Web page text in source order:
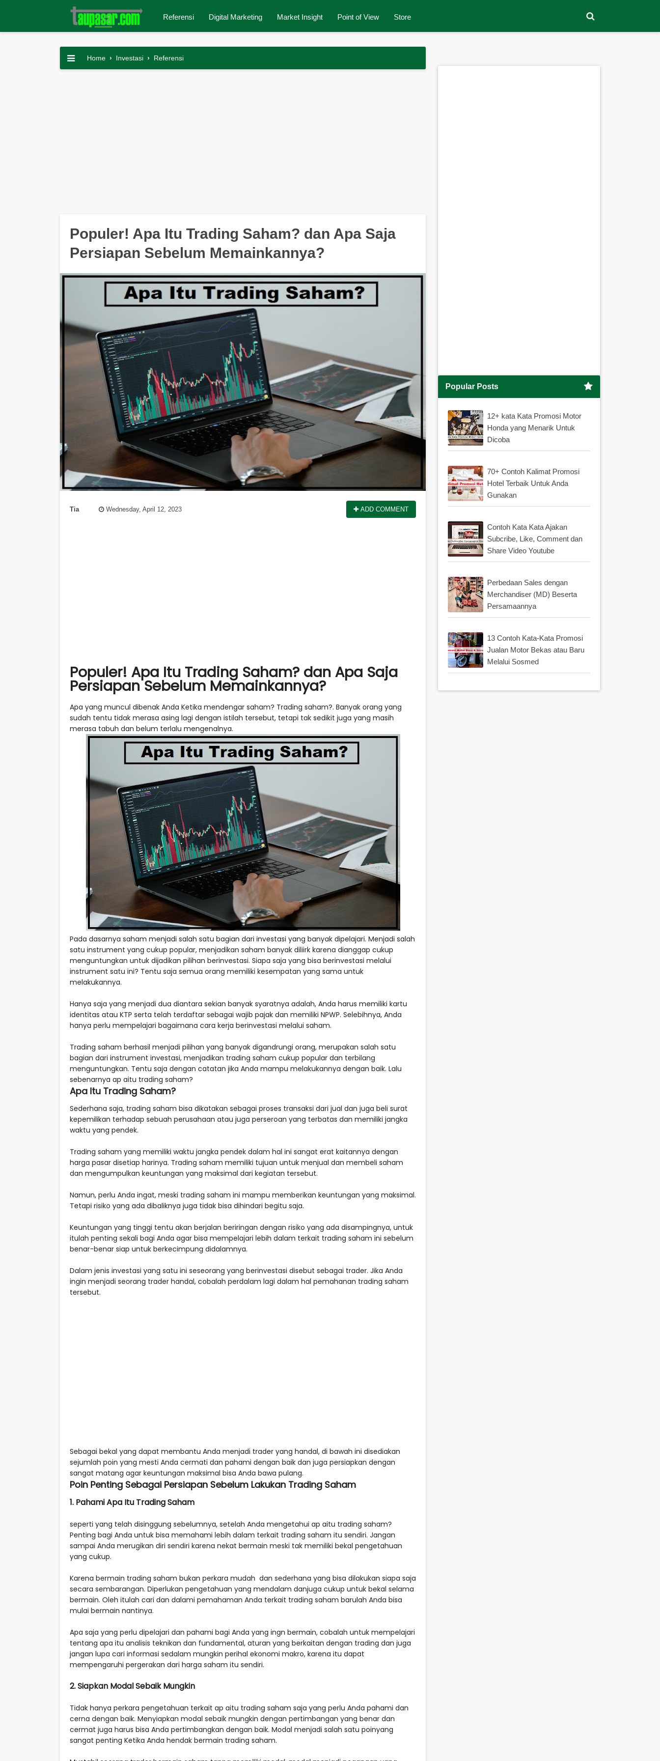
Referensi Digital Marketing Market Insight Point of View Store
Home › Investasi › Referensi
Populer! Apa Itu Trading Saham? dan Apa Saja
Persiapan Sebelum Memainkannya?
Tia Wednesday, April 12, 2023 ADD COMMENT
Populer! Apa Itu Trading Saham? dan Apa Saja
Persiapan Sebelum Memainkannya?
Apa yang muncul dibenak Anda Ketika mendengar saham? Trading saham?. Banyak orang yang
sudah tentu tidak merasa asing lagi dengan istilah tersebut, tetapi tak sedikit juga yang masih
merasa tabuh dan belum terlalu mengenalnya.
Pada dasarnya saham menjadi salah satu bagian dari investasi yang banyak dipelajari. Menjadi salah
satu instrument yang cukup popular, menjadikan saham banyak diliirk karena dianggap cukup
menguntungkan untuk dijadikan pilihan berinvestasi. Siapa saja yang bisa berinvestasi melalui
instrument satu ini? Tentu saja semua orang memiliki kesempatan yang sama untuk
melakukannya.
Hanya saja yang menjadi dua diantara sekian banyak syaratnya adalah, Anda harus memiliki kartu
identitas atau KTP serta telah terdaftar sebagai wajib pajak dan memiliki NPWP. Selebihnya, Anda
hanya perlu mempelajari bagaimana cara kerja berinvestasi melalui saham.
Trading saham berhasil menjadi pilihan yang banyak digandrungi orang, merupakan salah satu
bagian dari instrument investasi, menjadikan trading saham cukup popular dan terbilang
menguntungkan. Tentu saja dengan catatan jika Anda mampu melakukannya dengan baik. Lalu
sebenarnya ap aitu trading saham?
Apa Itu Trading Saham?
Sederhana saja, trading saham bisa dikatakan sebagai proses transaksi dari jual dan juga beli surat
kepemilikan terhadap sebuah perusahaan atau juga perseroan yang terbatas dan memiliki jangka
waktu yang pendek.
Trading saham yang memiliki waktu jangka pendek dalam hal ini sangat erat kaitannya dengan
harga pasar disetiap harinya. Trading saham memiliki tujuan untuk menjual dan membeli saham
dan mengumpulkan keuntungan yang maksimal dari kegiatan tersebut.
Namun, perlu Anda ingat, meski trading saham ini mampu memberikan keuntungan yang maksimal.
Tetapi risiko yang ada dibaliknya juga tidak bisa dihindari begitu saja.
Keuntungan yang tinggi tentu akan berjalan beriringan dengan risiko yang ada disampingnya, untuk
itulah penting sekali bagi Anda agar bisa mempelajari lebih dalam terkait trading saham ini sebelum
benar-benar siap untuk berkecimpung didalamnya.
Dalam jenis investasi yang satu ini seseorang yang berinvestasi disebut sebagai trader. Jika Anda
ingin menjadi seorang trader handal, cobalah perdalam lagi dalam hal pemahanan trading saham
tersebut.
Sebagai bekal yang dapat membantu Anda menjadi trader yang handal, di bawah ini disediakan
sejumlah poin yang mesti Anda cermati dan pahami dengan baik dan juga persiapkan dengan
sangat matang agar keuntungan maksimal bisa Anda bawa pulang.
Poin Penting Sebagai Persiapan Sebelum Lakukan Trading Saham
1. Pahami Apa Itu Trading Saham
seperti yang telah disinggung sebelumnya, setelah Anda mengetahui ap aitu trading saham?
Penting bagi Anda untuk bisa memahami lebih dalam terkait trading saham itu sendiri. Jangan
sampai Anda merugikan diri sendiri karena nekat bermain meski tak memiliki bekal pengetahuan
yang cukup.
Karena bermain trading saham bukan perkara mudah dan sederhana yang bisa dilakukan siapa saja
secara sembarangan. Diperlukan pengetahuan yang mendalam danjuga cukup untuk bekal selama
bermain. Oleh itulah cari dan dalami pemahaman Anda terkait trading saham barulah Anda bisa
mulai bermain nantinya.
Apa saja yang perlu dipelajari dan pahami bagi Anda yang ingn bermain, cobalah untuk mempelajari
tentang apa itu analisis teknikan dan fundamental, aturan yang berkaitan dengan trading dan juga
jangan lupa cari informasi sedalam mungkin perihal ekonomi makro, karena itu dapat
mempengaruhi pergerakan dari harga saham itu sendiri.
2. Siapkan Modal Sebaik Mungkin
Tidak hanya perkara pengetahuan terkait ap aitu trading saham saja yang perlu Anda pahami dan
cerna dengan baik. Menyiapkan modal sebaik mungkin dengan pertimbangan yang benar dan
cermat juga harus bisa Anda pertimbangkan dengan baik. Modal menjadi salah satu poinyang
sangat penting Ketika Anda hendak bermain trading saham.
Popular Posts
12+ kata Kata Promosi Motor
Honda yang Menarik Untuk
Dicoba
70+ Contoh Kalimat Promosi
Hotel Terbaik Untuk Anda
Gunakan
Contoh Kata Kata Ajakan
Subcribe, Like, Comment dan
Share Video Youtube
Perbedaan Sales dengan
Merchandiser (MD) Beserta
Persamaannya
13 Contoh Kata-Kata Promosi
Jualan Motor Bekas atau Baru
Melalui Sosmed